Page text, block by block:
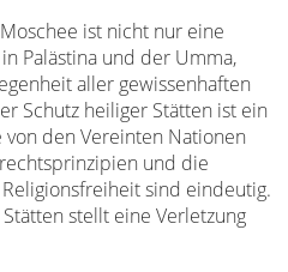
ist nicht nur eine
Palästina und der Umma,
aller gewissenhaften
Schutz heiliger Stätten ist ein
den Vereinten Nationen
und die
sind eindeutig.
stellt eine Verletzung